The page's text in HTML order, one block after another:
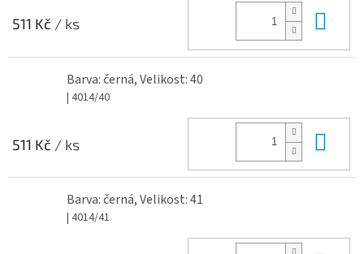
511 Kč / ks
Barva: černá, Velikost: 40
| 4014/40
511 Kč / ks
Barva: černá, Velikost: 41
| 4014/41